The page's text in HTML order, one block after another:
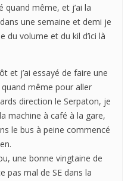
quand même, et j’ai la
une semaine et demi je
du volume et du kil d’ici là
et j’ai essayé de faire une
même pour aller
direction le Serpaton, je
machine à café à la gare,
le bus à peine commencé
une bonne vingtaine de
pas mal de SE dans la